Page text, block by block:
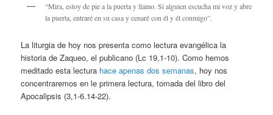
“Mira, estoy de pie a la puerta y llamo. Si alguien escucha mi voz y abre
la puerta, entraré en su casa y cenaré con él y él conmigo”.
La liturgia de hoy nos presenta como lectura evangélica la
historia de Zaqueo, el publicano (Lc 19,1-10). Como hemos
meditado esta lectura hace apenas dos semanas, hoy nos
concentraremos en le primera lectura, tomada del libro del
Apocalipsis (3,1-6.14-22).